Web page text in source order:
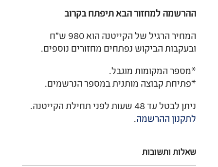
ההרשמה למחזור הבא תיפתח בקרוב
המחיר הרגיל של הקייטנה הוא 980 ש"ח
ובעקבות הביקוש נפתחים מחזורים נוספים.
*מספר המקומות מוגבל.
*פתיחת קבוצה מותנית במספר הנרשמים.
ניתן לבטל עד 48 שעות לפני תחילת הקייטנה.
לתקנון ההרשמה.
שאלות ותשובות